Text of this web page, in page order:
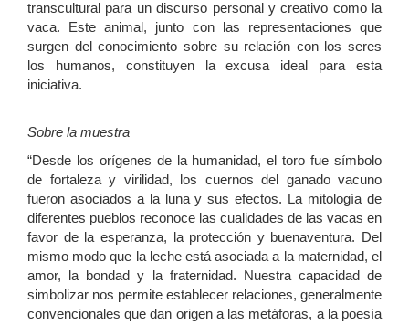
transcultural para un discurso personal y creativo como la
vaca. Este animal, junto con las representaciones que
surgen del conocimiento sobre su relación con los seres
los humanos, constituyen la excusa ideal para esta
iniciativa.
Sobre la muestra
“Desde los orígenes de la humanidad, el toro fue símbolo
de fortaleza y virilidad, los cuernos del ganado vacuno
fueron asociados a la luna y sus efectos. La mitología de
diferentes pueblos reconoce las cualidades de las vacas en
favor de la esperanza, la protección y buenaventura. Del
mismo modo que la leche está asociada a la maternidad, el
amor, la bondad y la fraternidad. Nuestra capacidad de
simbolizar nos permite establecer relaciones, generalmente
convencionales que dan origen a las metáforas, a la poesía